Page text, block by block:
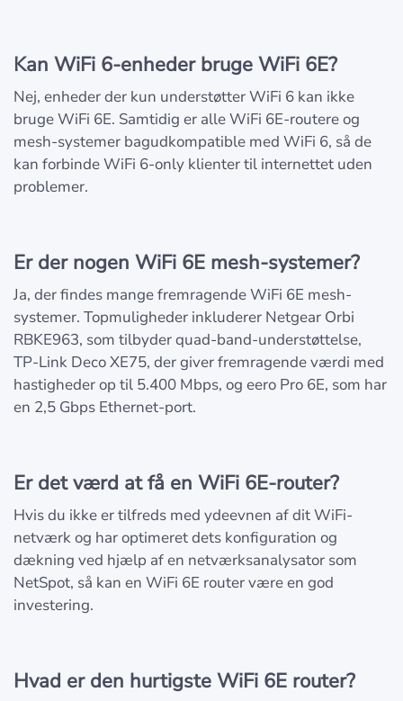
Kan WiFi 6-enheder bruge WiFi 6E?
Nej, enheder der kun understøtter WiFi 6 kan ikke
bruge WiFi 6E. Samtidig er alle WiFi 6E-routere og
mesh-systemer bagudkompatible med WiFi 6, så de
kan forbinde WiFi 6-only klienter til internettet uden
problemer.
Er der nogen WiFi 6E mesh-systemer?
Ja, der findes mange fremragende WiFi 6E mesh-
systemer. Topmuligheder inkluderer Netgear Orbi
RBKE963, som tilbyder quad-band-understøttelse,
TP-Link Deco XE75, der giver fremragende værdi med
hastigheder op til 5.400 Mbps, og eero Pro 6E, som har
en 2,5 Gbps Ethernet-port.
Er det værd at få en WiFi 6E-router?
Hvis du ikke er tilfreds med ydeevnen af dit WiFi-
netværk og har optimeret dets konfiguration og
dækning ved hjælp af en netværksanalysator som
NetSpot, så kan en WiFi 6E router være en god
investering.
Hvad er den hurtigste WiFi 6E router?